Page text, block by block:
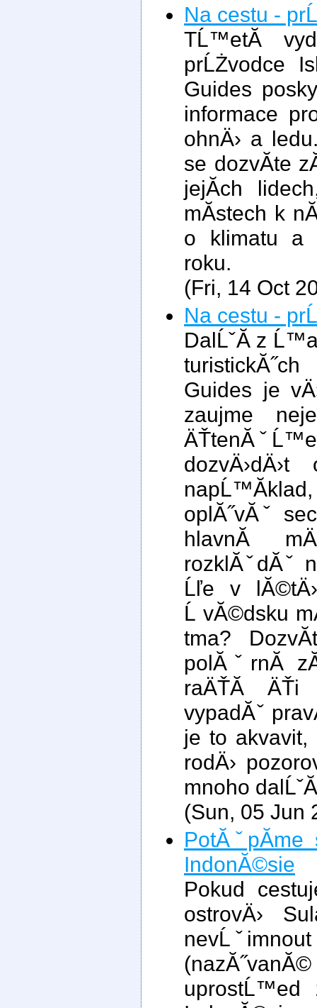
Na cestu -
TĹ™etĂ­
prĹŻvodce
Guides
informace
ohnÄ› a
se dozvĂ­te
jejĂ­ch
mĂ­stech k
o klimatu a
roku.
(Fri, 14 Oct
Na cestu -
DalĹˇĂ­ z
Guides je
zaujme
oplĂ˝vĂˇ
hlavnĂ­
rozklĂˇdĂˇ
Ĺľe v
Ĺ vĂ©dsku
tma?
polĂˇrnĂ­
raÄŤĂ­
vypadĂˇ
je to
rodÄ›
mnoho
(Sun, 05 Jun
PotĂˇpĂ­me
IndonĂ©sie
Pokud
ostrovÄ›
nevĹˇimnout
uprostĹ™ed